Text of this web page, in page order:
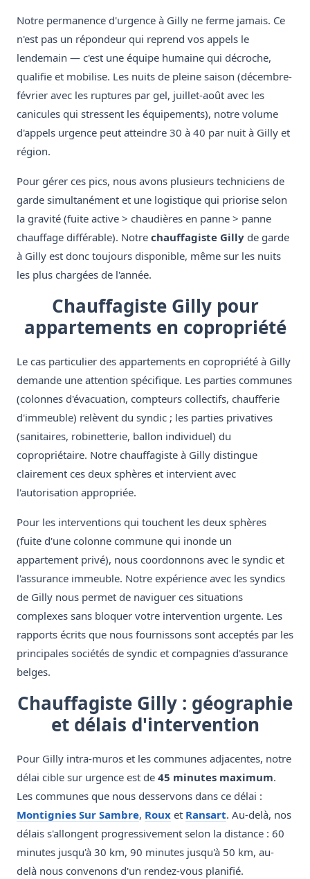
Notre permanence d'urgence à Gilly ne ferme jamais. Ce
n'est pas un répondeur qui reprend vos appels le
lendemain — c'est une équipe humaine qui décroche,
qualifie et mobilise. Les nuits de pleine saison (décembre-
février avec les ruptures par gel, juillet-août avec les
canicules qui stressent les équipements), notre volume
d'appels urgence peut atteindre 30 à 40 par nuit à Gilly et
région.
Pour gérer ces pics, nous avons plusieurs techniciens de
garde simultanément et une logistique qui priorise selon
la gravité (fuite active > chaudières en panne > panne
chauffage différable). Notre chauffagiste Gilly de garde
à Gilly est donc toujours disponible, même sur les nuits
les plus chargées de l'année.
Chauffagiste Gilly pour
appartements en copropriété
Le cas particulier des appartements en copropriété à Gilly
demande une attention spécifique. Les parties communes
(colonnes d'évacuation, compteurs collectifs, chaufferie
d'immeuble) relèvent du syndic ; les parties privatives
(sanitaires, robinetterie, ballon individuel) du
copropriétaire. Notre chauffagiste à Gilly distingue
clairement ces deux sphères et intervient avec
l'autorisation appropriée.
Pour les interventions qui touchent les deux sphères
(fuite d'une colonne commune qui inonde un
appartement privé), nous coordonnons avec le syndic et
l'assurance immeuble. Notre expérience avec les syndics
de Gilly nous permet de naviguer ces situations
complexes sans bloquer votre intervention urgente. Les
rapports écrits que nous fournissons sont acceptés par les
principales sociétés de syndic et compagnies d'assurance
belges.
Chauffagiste Gilly : géographie
et délais d'intervention
Pour Gilly intra-muros et les communes adjacentes, notre
délai cible sur urgence est de 45 minutes maximum.
Les communes que nous desservons dans ce délai :
Montignies Sur Sambre, Roux et Ransart. Au-delà, nos
délais s'allongent progressivement selon la distance : 60
minutes jusqu'à 30 km, 90 minutes jusqu'à 50 km, au-
delà nous convenons d'un rendez-vous planifié.